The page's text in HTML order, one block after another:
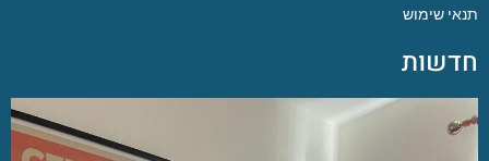
תנאי שימוש
חדשות